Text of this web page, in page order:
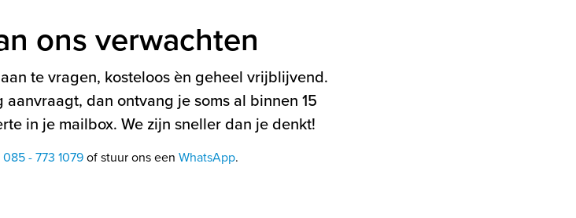
ons verwachten
te vragen, kosteloos èn geheel vrijblijvend.
dan ontvang je soms al binnen 15
in je mailbox. We zijn sneller dan je denkt!
085 - 773 1079of stuur ons een WhatsApp.